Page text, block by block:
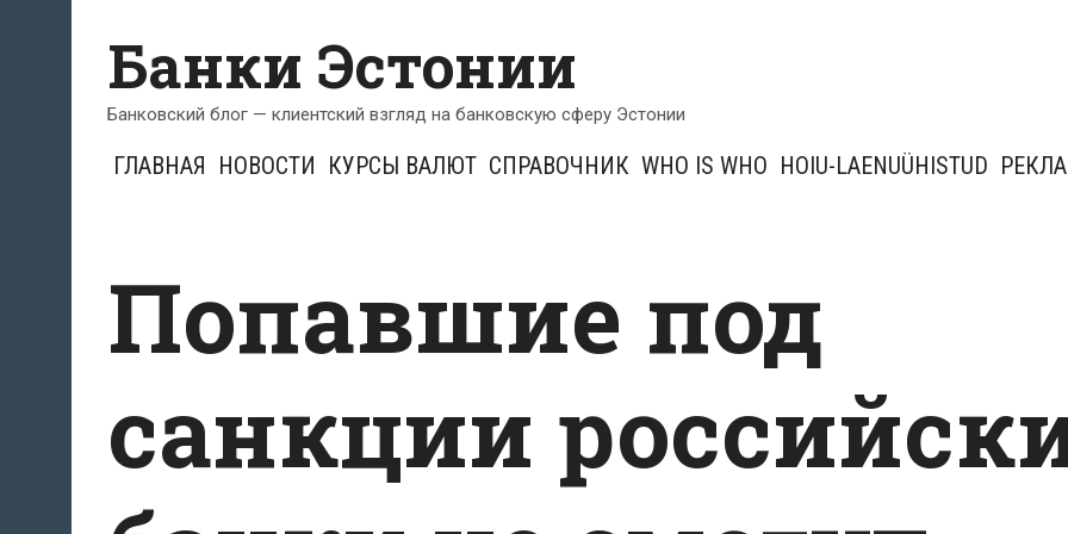
содержимому
Банки Эстонии
Банковский блог — клиентский взгляд на банковскую сферу Эстонии
ГЛАВНАЯ НОВОСТИ КУРСЫ ВАЛЮТ СПРАВОЧНИК WHO IS WHO HOIU-LAENUÜHISTUD
Попавшие под
санкции